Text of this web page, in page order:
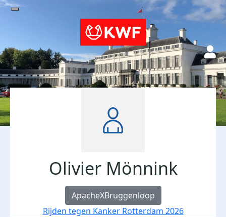
Olivier Mönnink
ApacheXBruggenloop
Rijden tegen Kanker Rotterdam 2026